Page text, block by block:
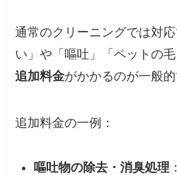
通常のクリーニングでは対
い」や「嘔吐」「ペットの毛
追加料金がかかるのが一般的
追加料金の一例：
嘔吐物の除去・消臭処理